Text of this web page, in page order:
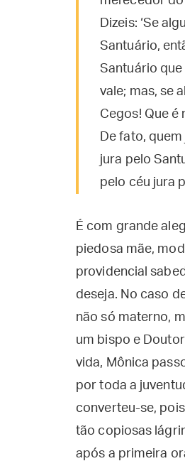
Dizeis: ‘Se
Santuário,
Santuário que
vale; mas, se
Cegos! Que é
De fato,
jura pelo
pelo céu jura
É com grande
piedosa mãe,
providencial
deseja. No caso
não só materno,
um bispo e
vida, Mônica
por toda a
converteu-se,
tão copiosas
após a primeira